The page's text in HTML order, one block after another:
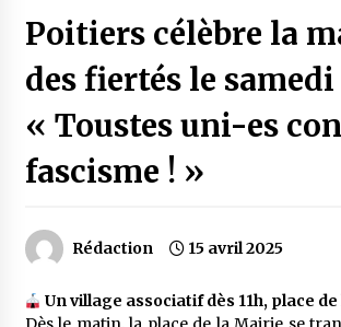
Poitiers célèbre la
des fiertés le samedi
« Toustes uni-es
fascisme ! »
Rédaction 15 avril 2025
Un village associatif dès 11h, place